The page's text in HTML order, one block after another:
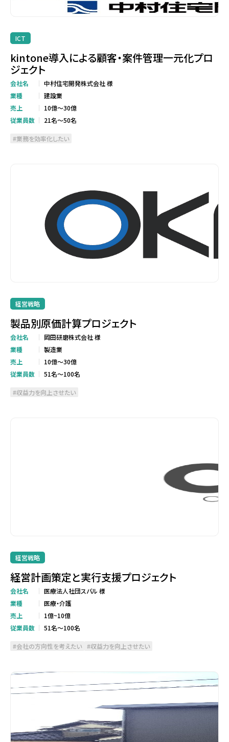
ICT
kintone導入による顧客・案件管理一元化プロ
ジェクト
会社名
中村住宅開発株式会社 様
業種
建設業
売上
10億～30億
従業員数
21名～50名
業務を効率化したい
経営戦略
製品別原価計算プロジェクト
会社名
岡田研磨株式会社 様
業種
製造業
売上
10億～30億
従業員数
51名～100名
収益力を向上させたい
経営戦略
経営計画策定と実行支援プロジェクト
会社名
医療法人社団スバル 様
業種
医療・介護
売上
1億~10億
従業員数
51名～100名
会社の方向性を考えたい 収益力を向上させたい